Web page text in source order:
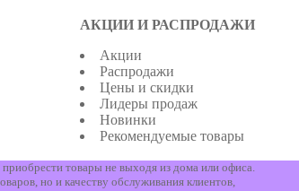
АКЦИИ И РАСПРОДАЖИ
Акции
Распродажи
Цены и скидки
Лидеры продаж
Новинки
Рекомендуемые товары
товары не выходя из дома или офиса.
но и качеству обслуживания клиентов,